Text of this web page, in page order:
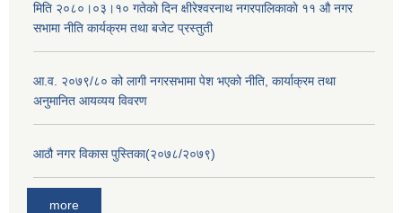
मिति २०८०।०३।१० गतेकाे दिन क्षीरेश्वरनाथ नगरपालिकाकाे ११ ‍औ नगर
सभामा नीति कार्यक्रम तथा बजेट प्रस्तुती
आ.व. २०७९/८० को लागी नगरसभामा पेश भएको नीति, कार्याक्रम तथा
अनुमानित आयव्यय विवरण
आठौ नगर विकास पुस्तिका(२०७८/२०७९)
more